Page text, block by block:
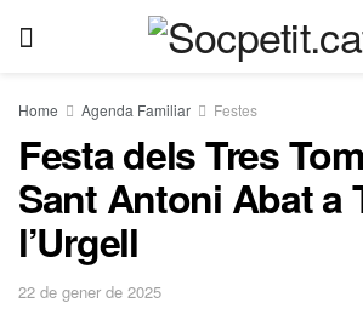
Home Agenda Familiar Festes
Festa dels Tres
Sant Antoni Abat a
l’Urgell
22 de gener de 2025